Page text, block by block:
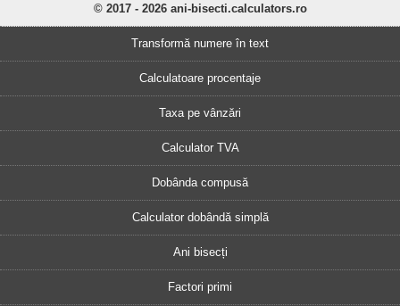
© 2017 - 2026 ani-bisecti.calculators.ro
Transformă numere în text
Calculatoare procentaje
Taxa pe vânzări
Calculator TVA
Dobânda compusă
Calculator dobândă simplă
Ani bisecți
Factori primi